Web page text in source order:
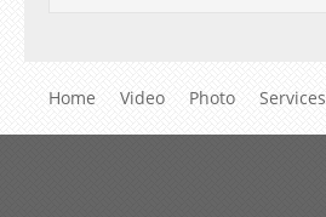
Home Video Photo Services